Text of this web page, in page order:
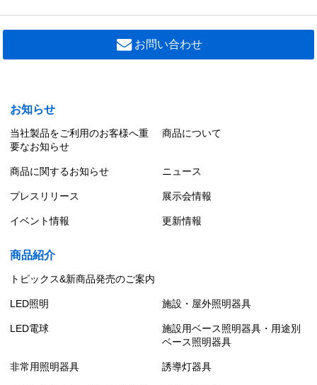
お問い合わせ
お知らせ
当社製品をご利用のお客様へ重
要なお知らせ
商品について
商品に関するお知らせ ニュース
プレスリリース 展示会情報
イベント情報 更新情報
商品紹介
トピックス&新商品発売のご案内
LED照明 施設・屋外照明器具
LED電球
施設用ベース照明器具・用途別
ベース照明器具
非常用照明器具 誘導灯器具